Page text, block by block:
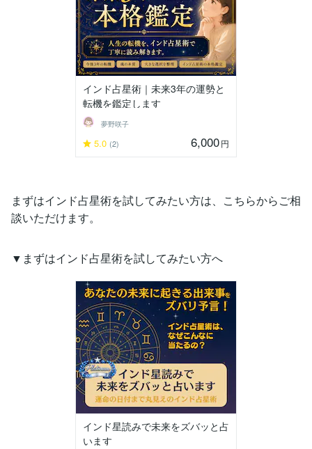
インド占星術｜未来3年の運勢と
転機を鑑定します
夢野咲子
5.0 (2) 6,000円
まずはインド占星術を試してみたい方は、こちらからご相
談いただけます。
▼まずはインド占星術を試してみたい方へ
インド星読みで未来をズバッと占
います